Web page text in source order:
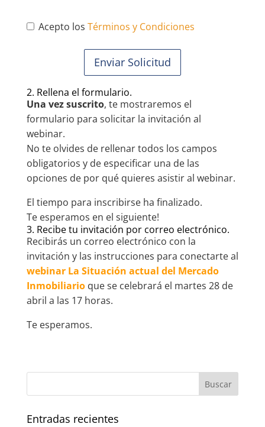
Acepto los Términos y Condiciones
Enviar Solicitud
2. Rellena el formulario.
Una vez suscrito, te mostraremos el
formulario para solicitar la invitación al
webinar.
No te olvides de rellenar todos los campos
obligatorios y de especificar una de las
opciones de por qué quieres asistir al webinar.
El tiempo para inscribirse ha finalizado.
Te esperamos en el siguiente!
3. Recibe tu invitación por correo electrónico.
Recibirás un correo electrónico con la
invitación y las instrucciones para conectarte al
webinar La Situación actual del Mercado
Inmobiliarioque se celebrará el martes 28 de
abril a las 17 horas.
Te esperamos.
Entradas recientes